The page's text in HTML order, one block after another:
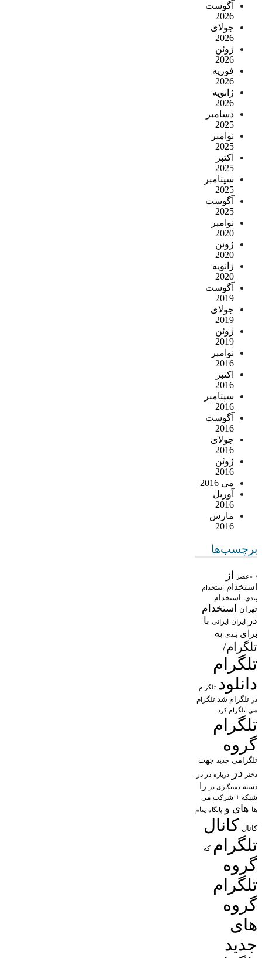
آگوست
2026
جولای
2026
ژوئن
2026
فوریه
2026
ژانویه
2026
دسامبر
2025
نوامبر
2025
اکتبر
2025
سپتامبر
2025
آگوست
2025
نوامبر
2020
ژوئن
2020
ژانویه
2020
آگوست
2019
جولای
2019
ژوئن
2019
نوامبر
2016
اکتبر
2016
سپتامبر
2016
آگوست
2016
جولای
2016
ژوئن
2016
می 2016
آوریل
2016
مارس
2016
برچسب‌ها
/ «عصر از
استخدام استخدام
بندی: استخدام
تهران
استخدام
در
ایران ایرانی با
برای بندی به
تلگرام/
تلگرام
دانلود تلگرام
در تلگرام شد تلگرام
می تلگرام کرد
تلگرام
گروه
تلگرامی جدید جهت
دختر در درباره در در
دسته دستگیری در را
شبکه + شرکت می
ها های و پایگاه پیام
کانال کانال
تلگرام که
گروه
تلگرام
گروه
های
جدید